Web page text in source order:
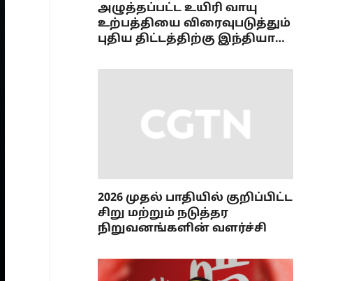
அழுத்தப்பட்ட உயிரி வாயு
உற்பத்தியை விரைவுபடுத்தும்
புதிய திட்டத்திற்கு இந்தியா
2026 முதல் பாதியில் குறிப்பிட்ட
சிறு மற்றும் நடுத்தர
நிறுவனங்களின் வளர்ச்சி